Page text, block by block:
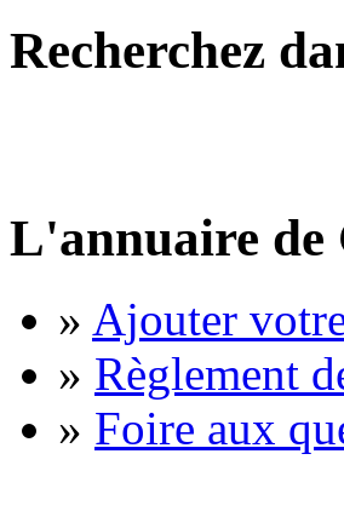
Recherchez
L'annuaire
» Ajouter
» Règlement
» Foire aux